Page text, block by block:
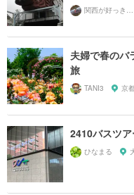
関西が好っきゃねん
夫婦で春のバ
旅
TANI3 京
2410バスツ
ひなまる